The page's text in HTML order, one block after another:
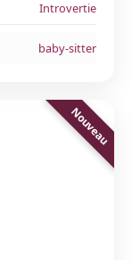
Introvertie
baby-sitter